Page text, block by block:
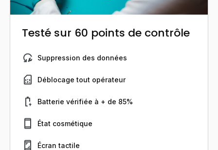
Testé sur 60 points de contrôle
Suppression des données
Déblocage tout opérateur
Batterie vérifiée à + de 85%
État cosmétique
Écran tactile